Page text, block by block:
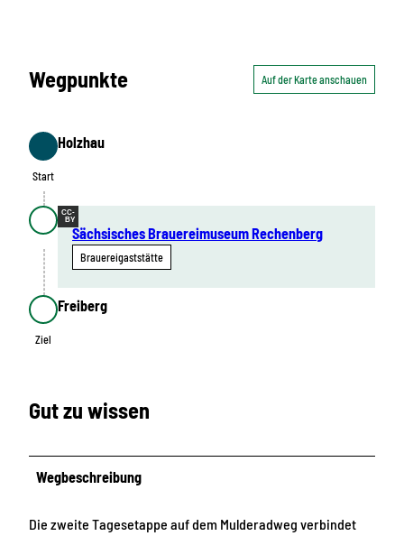
Wegpunkte Auf der Karte anschauen
Start
Start
Holzhau
CC-
BY
Sächsisches Brauereimuseum Rechenberg
Brauereigaststätte
Ziel
Ziel
Freiberg
Gut zu wissen
Wegbeschreibung
Die zweite Tagesetappe auf dem Mulderadweg verbindet